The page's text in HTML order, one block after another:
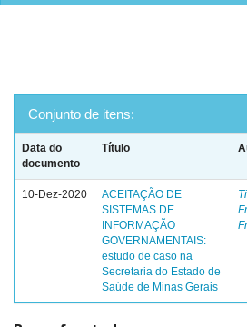
Conjunto de itens:
Data do
documento
Título
10-Dez-2020
ACEITAÇÃO DE
SISTEMAS DE
INFORMAÇÃO
GOVERNAMENTAIS:
estudo de caso na
Secretaria do Estado de
Saúde de Minas Gerais